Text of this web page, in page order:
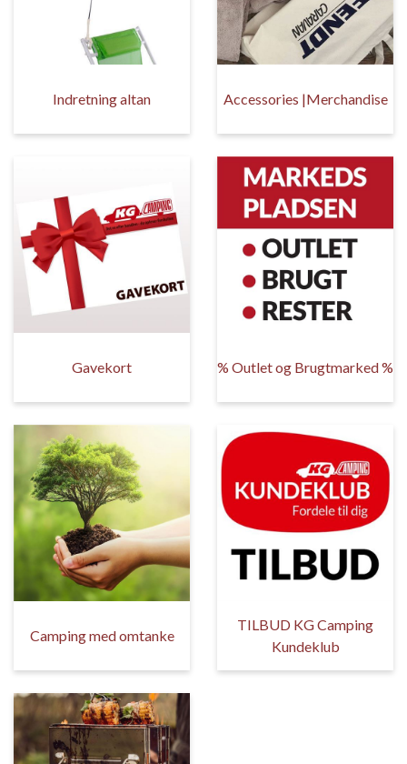
Indretning altan Accessories |Merchandise
Gavekort % Outlet og Brugtmarked %
Camping med omtanke
TILBUD KG Camping
Kundeklub